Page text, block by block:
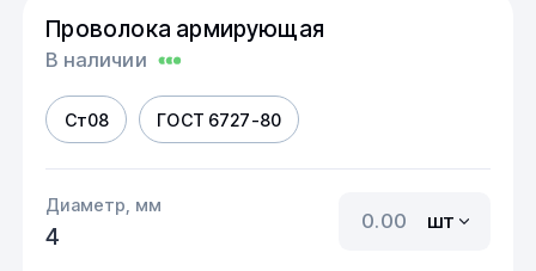
Проволока армирующая
В наличии
Ст08 ГОСТ 6727-80
Диаметр, мм
4
шт